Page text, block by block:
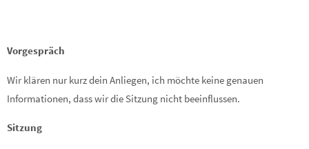
Vorgespräch
Wir klären nur kurz dein Anliegen, ich möchte keine genauen
Informationen, dass wir die Sitzung nicht beeinflussen.
Sitzung